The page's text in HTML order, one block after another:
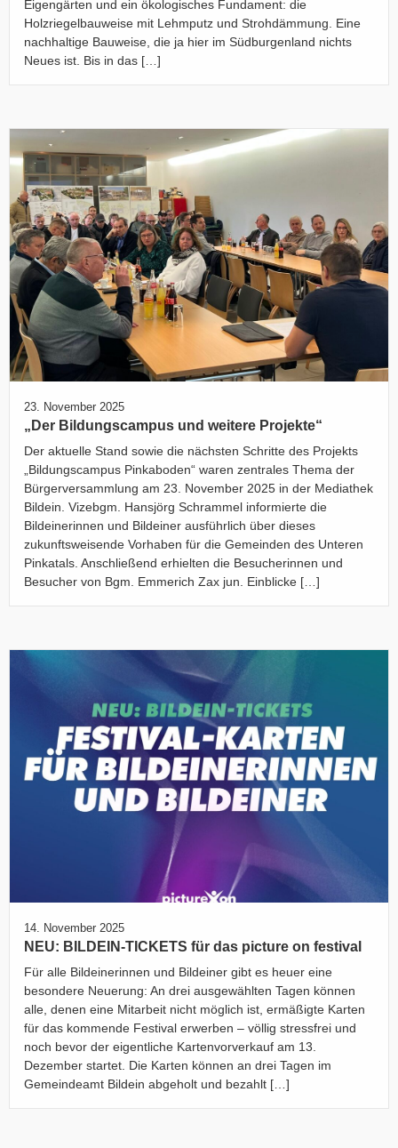
Eigengärten und ein ökologisches Fundament: die
Holzriegelbauweise mit Lehmputz und Strohdämmung. Eine
nachhaltige Bauweise, die ja hier im Südburgenland nichts
Neues ist. Bis in das […]
23. November 2025
„Der Bildungscampus und weitere Projekte“
Der aktuelle Stand sowie die nächsten Schritte des Projekts
„Bildungscampus Pinkaboden“ waren zentrales Thema der
Bürgerversammlung am 23. November 2025 in der Mediathek
Bildein. Vizebgm. Hansjörg Schrammel informierte die
Bildeinerinnen und Bildeiner ausführlich über dieses
zukunftsweisende Vorhaben für die Gemeinden des Unteren
Pinkatals. Anschließend erhielten die Besucherinnen und
Besucher von Bgm. Emmerich Zax jun. Einblicke […]
14. November 2025
NEU: BILDEIN-TICKETS für das picture on festival
Für alle Bildeinerinnen und Bildeiner gibt es heuer eine
besondere Neuerung: An drei ausgewählten Tagen können
alle, denen eine Mitarbeit nicht möglich ist, ermäßigte Karten
für das kommende Festival erwerben – völlig stressfrei und
noch bevor der eigentliche Kartenvorverkauf am 13.
Dezember startet. Die Karten können an drei Tagen im
Gemeindeamt Bildein abgeholt und bezahlt […]